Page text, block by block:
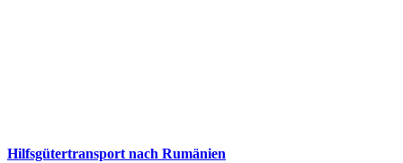
Hilfsgütertransport nach Rumänien